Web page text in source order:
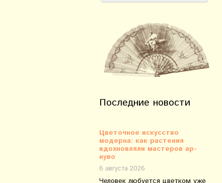
Последние новости
Цветочное искусство
модерна: как растения
вдохновляли мастеров ар-
нуво
6 августа 2026
Человек любуется цветком уже